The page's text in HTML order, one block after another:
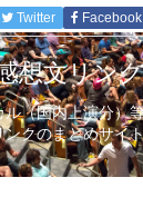
Twitter Facebook
想文リンク
（国内上演分）
クのまとめサイ